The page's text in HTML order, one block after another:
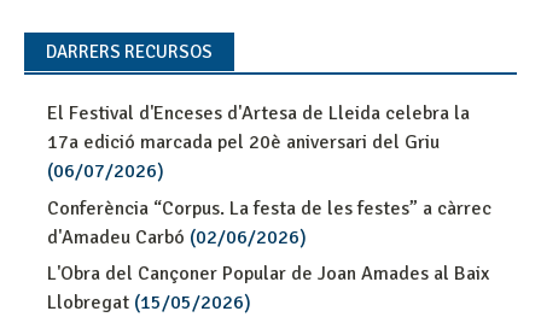
DARRERS RECURSOS
El Festival d'Enceses d'Artesa de Lleida celebra la
17a edició marcada pel 20è aniversari del Griu
(06/07/2026)
Conferència “Corpus. La festa de les festes” a càrrec
d'Amadeu Carbó (02/06/2026)
L'Obra del Cançoner Popular de Joan Amades al Baix
Llobregat (15/05/2026)